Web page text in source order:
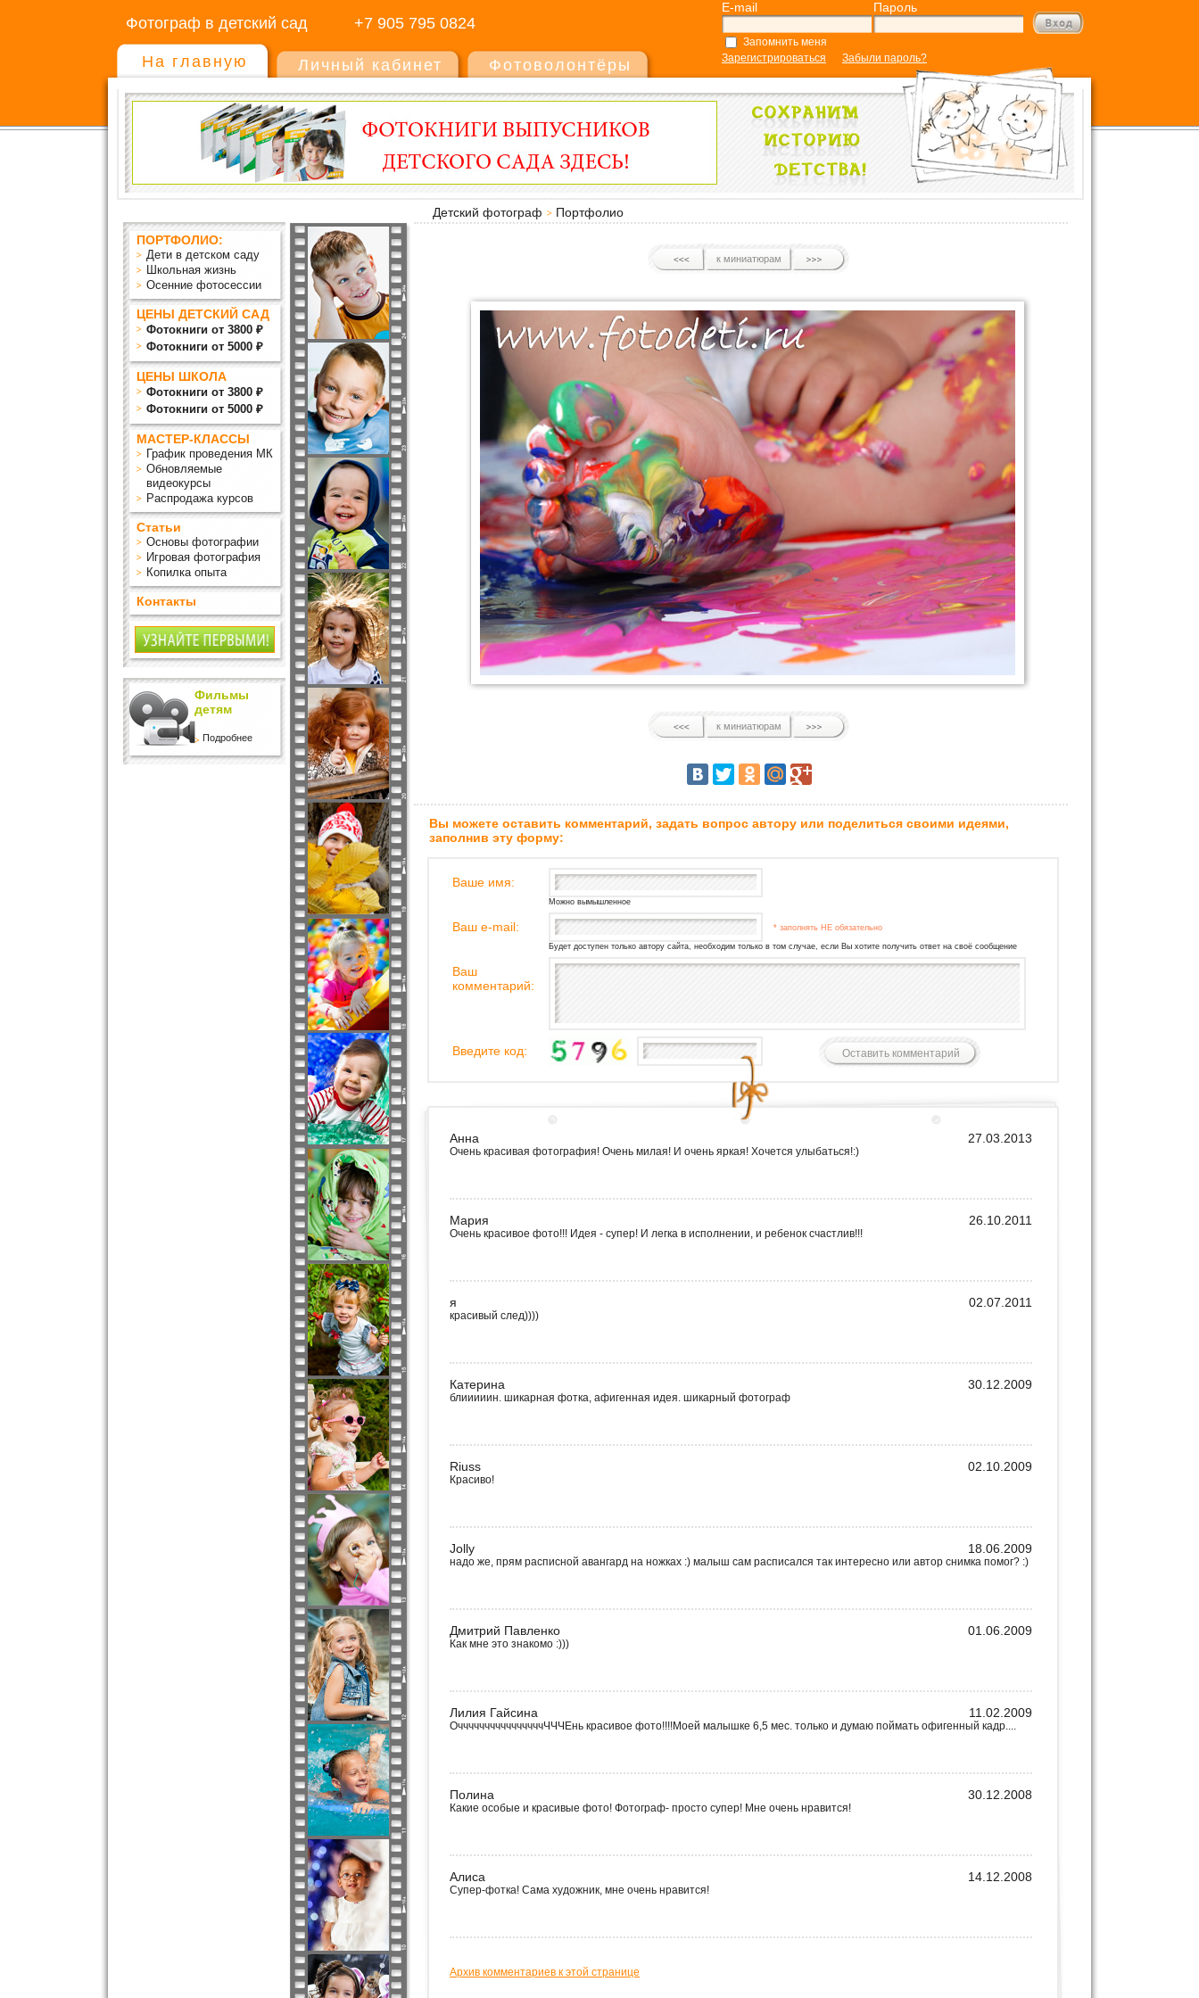
Фотограф в детский сад +7 905 795 0824
E-mail Пароль
Запомнить меня
Зарегистрироваться
Забыли пароль?
На главную Личный кабинет Фотоволонтёры
Детский фотограф
Портфолио
ПОРТФОЛИО:
Дети в детском саду
Школьная жизнь
Осенние фотосессии
ЦЕНЫ ДЕТСКИЙ САД
Фотокниги от 3800 ₽
Фотокниги от 5000 ₽
ЦЕНЫ ШКОЛА
Фотокниги от 3800 ₽
Фотокниги от 5000 ₽
МАСТЕР-КЛАССЫ
График проведения МК
Обновляемые
видеокурсы
Распродажа курсов
Статьи
Основы фотографии
Игровая фотография
Копилка опыта
Контакты
Фильмы
детям
Подробнее
к миниатюрам
к миниатюрам
Вы можете оставить комментарий, задать вопрос автору или поделиться своими идеями,
заполнив эту форму:
Ваше имя:
Можно вымышленное
Ваш e-mail: * заполнять НЕ обязательно
Будет доступен только автору сайта, необходим только в том случае, если Вы хотите получить ответ на своё сообщение
Ваш
комментарий:
Введите код:
27.03.2013
Анна
Очень красивая фотография! Очень милая! И очень яркая! Хочется улыбаться!:)
26.10.2011
Мария
Очень красивое фото!!! Идея - супер! И легка в исполнении, и ребенок счастлив!!!
02.07.2011
я
красивый след))))
30.12.2009
Катерина
блииииин. шикарная фотка, афигенная идея. шикарный фотограф
02.10.2009
Riuss
Красиво!
18.06.2009
Jolly
надо же, прям расписной авангард на ножках :) малыш сам расписался так интересно или автор снимка помог? :)
01.06.2009
Дмитрий Павленко
Как мне это знакомо :)))
11.02.2009
Лилия Гайсина
ОччччччччччччччччЧЧЧЕнь красивое фото!!!!Моей малышке 6,5 мес. только и думаю поймать офигенный кадр....
30.12.2008
Полина
Какие особые и красивые фото! Фотограф- просто супер! Мне очень нравится!
14.12.2008
Алиса
Супер-фотка! Сама художник, мне очень нравится!
Архив комментариев к этой странице